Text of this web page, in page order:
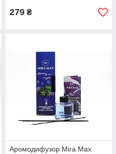
279 ₴
Аромодифузор Mira Max